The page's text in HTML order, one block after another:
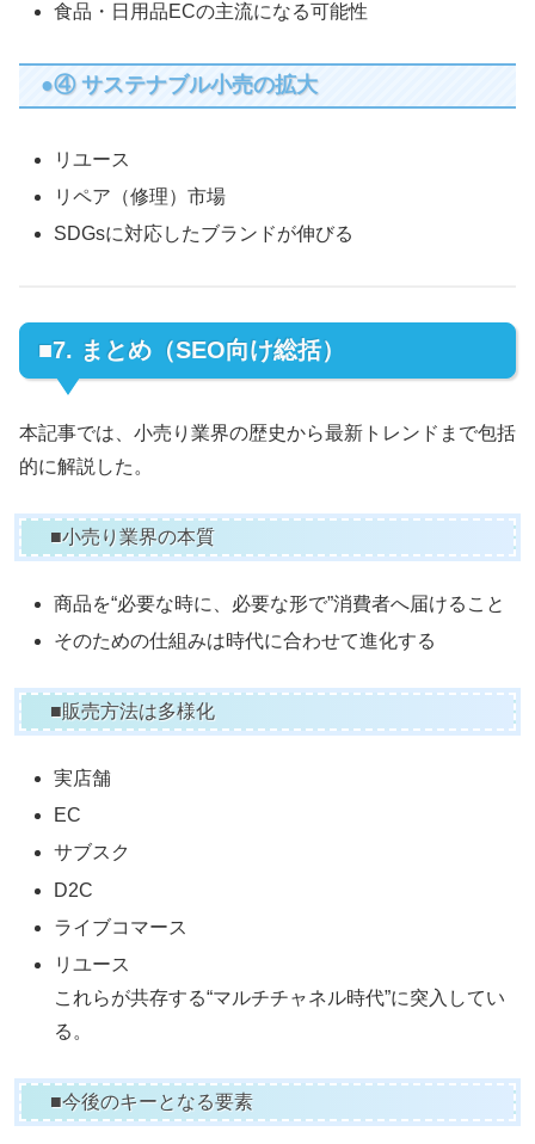
食品・日用品ECの主流になる可能性
●④ サステナブル小売の拡大
リユース
リペア（修理）市場
SDGsに対応したブランドが伸びる
■7. まとめ（SEO向け総括）
本記事では、小売り業界の歴史から最新トレンドまで包括
的に解説した。
■小売り業界の本質
商品を“必要な時に、必要な形で”消費者へ届けること
そのための仕組みは時代に合わせて進化する
■販売方法は多様化
実店舗
EC
サブスク
D2C
ライブコマース
リユース
これらが共存する“マルチチャネル時代”に突入してい
る。
■今後のキーとなる要素